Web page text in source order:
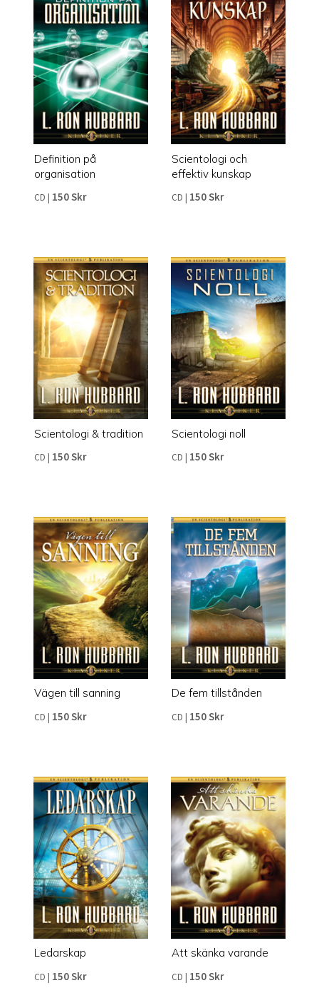
Definition på
organisation
CD | 150 Skr
Scientologi och
effektiv kunskap
CD | 150 Skr
Scientologi & tradition
CD | 150 Skr
Scientologi noll
CD | 150 Skr
Vägen till sanning
CD | 150 Skr
De fem tillstånden
CD | 150 Skr
Ledarskap
CD | 150 Skr
Att skänka varande
CD | 150 Skr